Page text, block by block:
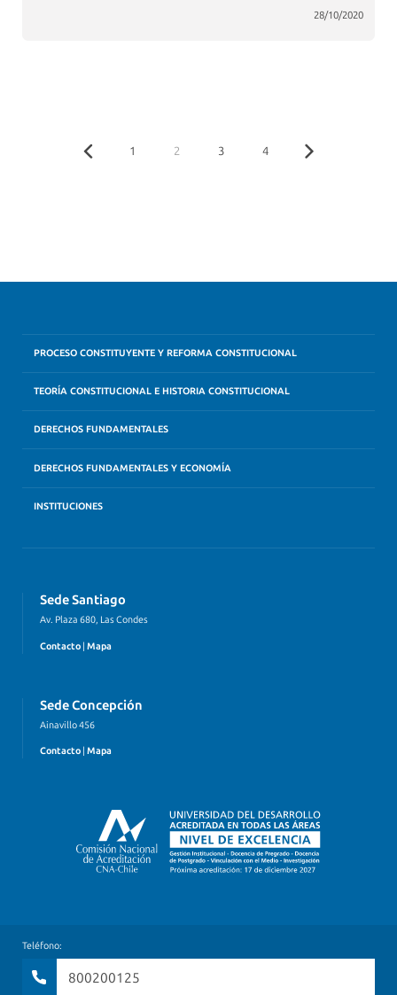
28/10/2020
1 2 3 4
PROCESO CONSTITUYENTE Y REFORMA CONSTITUCIONAL
TEORÍA CONSTITUCIONAL E HISTORIA CONSTITUCIONAL
DERECHOS FUNDAMENTALES
DERECHOS FUNDAMENTALES Y ECONOMÍA
INSTITUCIONES
Sede Santiago
Av. Plaza 680, Las Condes
Contacto | Mapa
Sede Concepción
Ainavillo 456
Contacto Mapa
Teléfono:
800200125